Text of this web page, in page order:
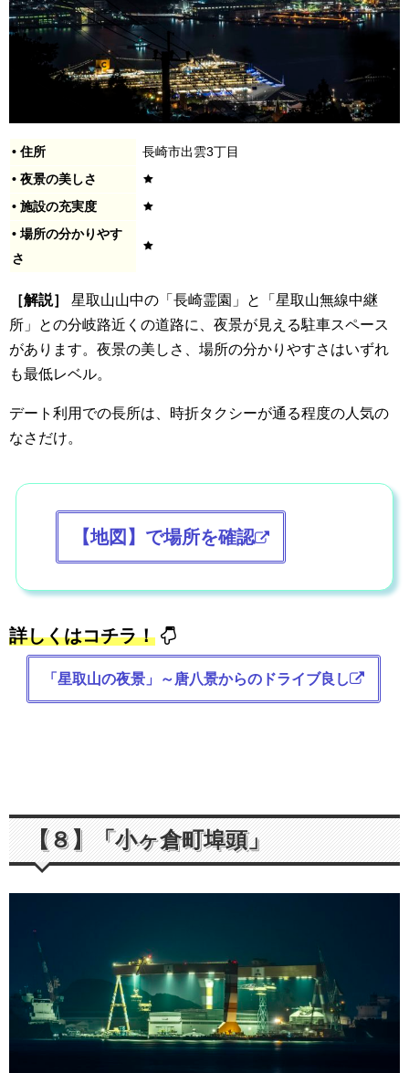
• 住所
長崎市出雲3丁目
• 夜景の美しさ
• 施設の充実度
• 場所の分かりやす
さ
［解説］ 星取山山中の「長崎霊園」と「星取山無線中継
所」との分岐路近くの道路に、夜景が見える駐車スペース
があります。夜景の美しさ、場所の分かりやすさはいずれ
も最低レベル。
デート利用での長所は、時折タクシーが通る程度の人気の
なさだけ。
【地図】で場所を確認
詳しくはコチラ！
「星取山の夜景」～唐八景からのドライブ良し
【８】「小ヶ倉町埠頭」